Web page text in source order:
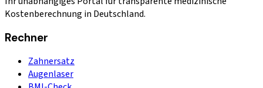
Kostenberechnung in Deutschland.
Rechner
Zahnersatz
Augenlaser